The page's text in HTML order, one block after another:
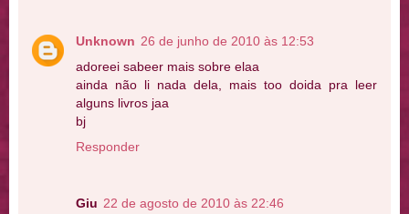
Unknown 26 de junho de 2010 às 12:53
adoreei sabeer mais sobre elaa
ainda não li nada dela, mais too doida pra leer
alguns livros jaa
bj
Responder
Giu 22 de agosto de 2010 às 22:46